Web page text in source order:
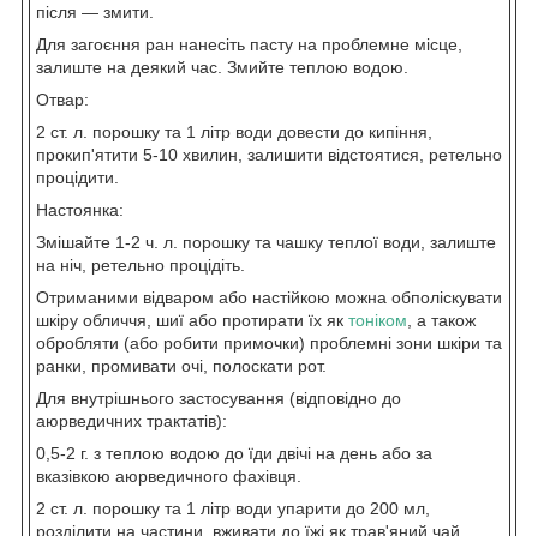
після — змити.
Для загоєння ран нанесіть пасту на проблемне місце,
залиште на деякий час. Змийте теплою водою.
Отвар:
2 ст. л. порошку та 1 літр води довести до кипіння,
прокип'ятити 5-10 хвилин, залишити відстоятися, ретельно
процідити.
Настоянка:
Змішайте 1-2 ч. л. порошку та чашку теплої води, залиште
на ніч, ретельно процідіть.
Отриманими відваром або настійкою можна обполіскувати
шкіру обличчя, шиї або протирати їх як тоніком , а також
обробляти (або робити примочки) проблемні зони шкіри та
ранки, промивати очі, полоскати рот.
Для внутрішнього застосування (відповідно до
аюрведичних трактатів):
0,5-2 г. з теплою водою до їди двічі на день або за
вказівкою аюрведичного фахівця.
2 ст. л. порошку та 1 літр води упарити до 200 мл,
розділити на частини, вживати до їжі як трав'яний чай